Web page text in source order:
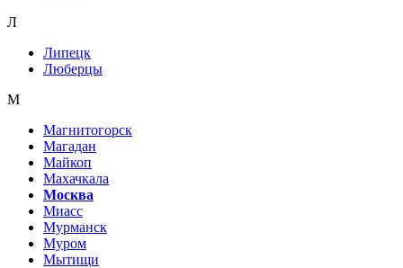
Л
Липецк
Люберцы
М
Магнитогорск
Магадан
Майкоп
Махачкала
Москва
Миасс
Мурманск
Муром
Мытищи